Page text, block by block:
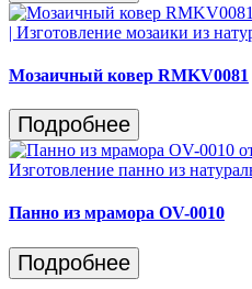
Мозаичный ковер RMKV0081
Подробнее
Панно из мрамора OV-0010
Подробнее